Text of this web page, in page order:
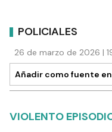
POLICIALES
26 de marzo de 2026 |
Añadir como fuente en
VIOLENTO